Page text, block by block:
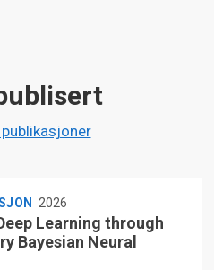
2026
Learning through
Bayesian Neural